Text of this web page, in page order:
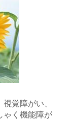
覚障がい、
ゃく機能障が